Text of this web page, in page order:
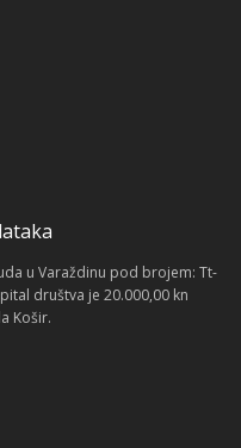
u Varaždinu pod brojem: Tt-
društva je 20.000,00 kn
Košir.